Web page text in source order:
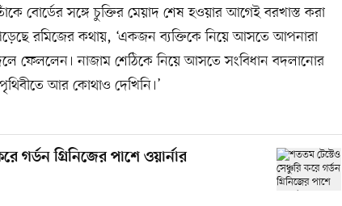
বোর্ডের সঙ্গে চুক্তির মেয়াদ শেষ হওয়ার আগেই বরখাস্ত করা
রমিজের কথায়, ‘একজন ব্যক্তিকে নিয়ে আসতে আপনারা
ফেললেন। নাজাম শেঠিকে নিয়ে আসতে সংবিধান বদলানোর
আর কোথাও দেখিনি।’
গর্ডন গ্রিনিজের পাশে ওয়ার্নার